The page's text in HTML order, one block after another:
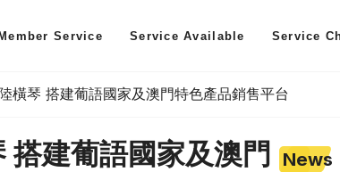
Service Service Available Service
橫琴 搭建葡語國家及澳門特色產品銷售平台
搭建葡語國家及澳門
News